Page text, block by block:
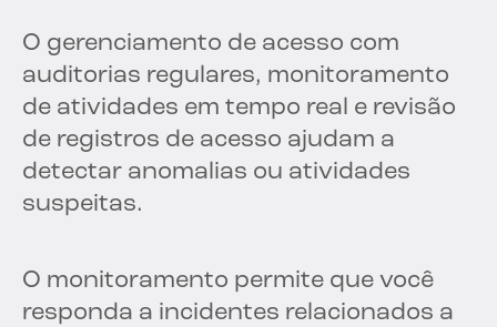
O gerenciamento de acesso com
auditorias regulares, monitoramento
de atividades em tempo real e revisão
de registros de acesso ajudam a
detectar anomalias ou atividades
suspeitas.
O monitoramento permite que você
responda a incidentes relacionados a